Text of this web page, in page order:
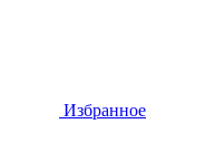
Избранное